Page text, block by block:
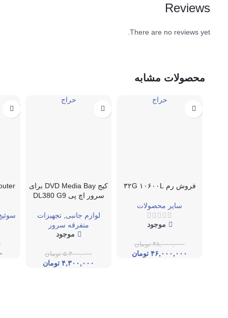
Reviews
There are no reviews yet.
محصولات مشابه
حراج
فروش رم ۳۲G ۱۰۶۰۰L
سایر محصولات
موجود
۴۸,۰۰۰,۰۰۰ تومان
۴۶,۰۰۰,۰۰۰ تومان
حراج
کیج DVD Media Bay برای
سرور اچ پی DL380 G9
لوازم جانبی ,تجهیزات
متفرقه سرور
موجود
۵,۳۰۰,۰۰۰ تومان
۴,۳۰۰,۰۰۰ تومان